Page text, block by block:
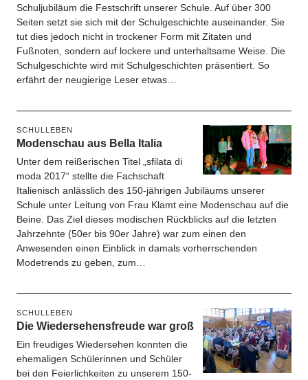
Schuljubiläum die Festschrift unserer Schule. Auf über 300
Seiten setzt sie sich mit der Schulgeschichte auseinander. Sie
tut dies jedoch nicht in trockener Form mit Zitaten und
Fußnoten, sondern auf lockere und unterhaltsame Weise. Die
Schulgeschichte wird mit Schulgeschichten präsentiert. So
erfährt der neugierige Leser etwas…
SCHULLEBEN
Modenschau aus Bella Italia
Unter dem reißerischen Titel „sfilata di
moda 2017“ stellte die Fachschaft
Italienisch anlässlich des 150-jährigen Jubiläums unserer
Schule unter Leitung von Frau Klamt eine Modenschau auf die
Beine. Das Ziel dieses modischen Rückblicks auf die letzten
Jahrzehnte (50er bis 90er Jahre) war zum einen den
Anwesenden einen Einblick in damals vorherrschenden
Modetrends zu geben, zum…
SCHULLEBEN
Die Wiedersehensfreude war groß
Ein freudiges Wiedersehen konnten die
ehemaligen Schülerinnen und Schüler
bei den Feierlichkeiten zu unserem 150-